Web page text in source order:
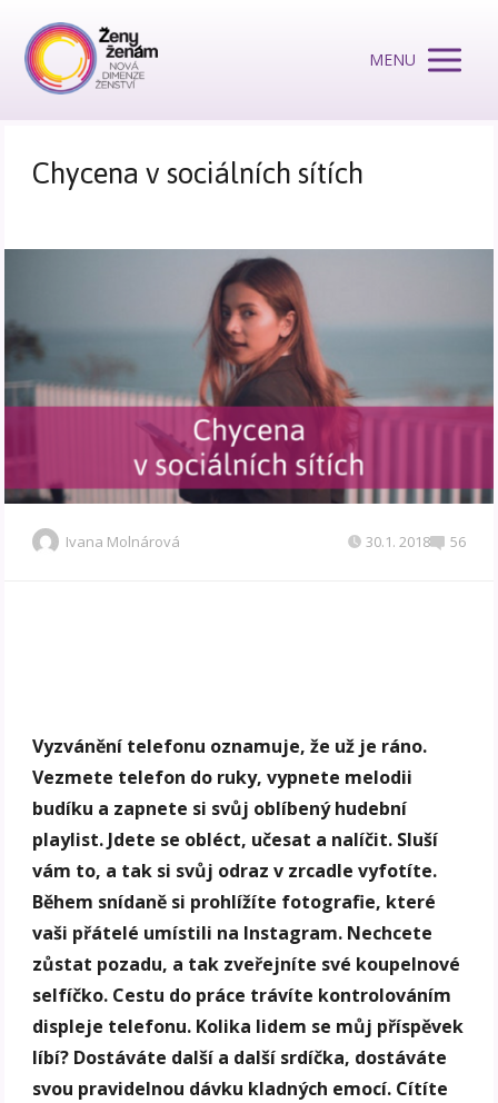
MENU
Chycena v sociálních sítích
Ivana Molnárová 30.1. 2018 56
Vyzvánění telefonu oznamuje, že už je ráno.
Vezmete telefon do ruky, vypnete melodii
budíku a zapnete si svůj oblíbený hudební
playlist. Jdete se obléct, učesat a nalíčit. Sluší
vám to, a tak si svůj odraz v zrcadle vyfotíte.
Během snídaně si prohlížíte fotografie, které
vaši přátelé umístili na Instagram. Nechcete
zůstat pozadu, a tak zveřejníte své koupelnové
selfíčko. Cestu do práce trávíte kontrolováním
displeje telefonu. Kolika lidem se můj příspěvek
líbí? Dostáváte další a další srdíčka, dostáváte
svou pravidelnou dávku kladných emocí. Cítíte